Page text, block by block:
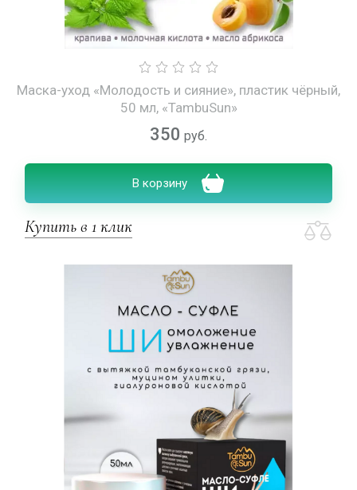
Маска-уход «Молодость и сияние», пластик чёрный,
50 мл, «TambuSun»
350 руб.
В корзину
Купить в 1 клик